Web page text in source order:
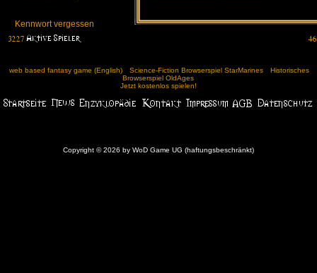
Kennwort vergessen
web based fantasy game (English) Science-Fiction Browserspiel StarMarines
Historisches
Browserspiel OldAges
Jetzt kostenlos spielen!
Copyright © 2026 by WoD Game UG (haftungsbeschränkt)